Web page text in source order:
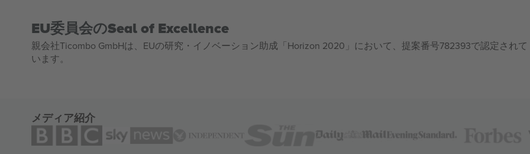
EU委員会のSeal of Excellence
親会社Ticombo GmbHは、EUの研究・イノベーション助成「Horizon 2020」において、提案番号782393で認定されて
います。
メディア紹介